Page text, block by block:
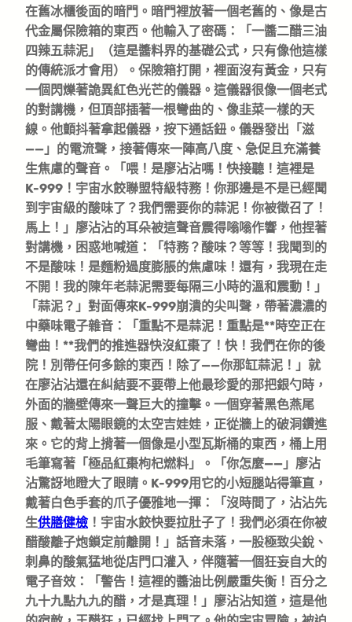
在舊冰櫃後面的暗門。暗門裡放著一個老舊的、像是古
代金屬保險箱的東西。他輸入了密碼：「一醬二醋三油
四辣五蒜泥」（這是醬料界的基礎公式，只有像他這樣
的傳統派才會用）。保險箱打開，裡面沒有黃金，只有
一個閃爍著詭異紅色光芒的儀器。這儀器很像一個老式
的對講機，但頂部插著一根彎曲的、像韭菜一樣的天
線。他顫抖著拿起儀器，按下通話鈕。儀器發出「滋
——」的電流聲，接著傳來一陣高八度、急促且充滿養
生焦慮的聲音。「喂！是廖沾沾嗎！快接聽！這裡是
K-999！宇宙水餃聯盟特級特務！你那邊是不是已經聞
到宇宙級的酸味了？我們需要你的蒜泥！你被徵召了！
馬上！」廖沾沾的耳朵被這聲音震得嗡嗡作響，他捏著
對講機，困惑地喊道：「特務？酸味？等等！我聞到的
不是酸味！是麵粉過度膨脹的焦慮味！還有，我現在走
不開！我的陳年老蒜泥需要每隔三小時的溫和震動！」
「蒜泥？」對面傳來K-999崩潰的尖叫聲，帶著濃濃的
中藥味電子雜音：「重點不是蒜泥！重點是**時空正在
彎曲！**我們的推進器快沒紅棗了！快！我們在你的後
院！別帶任何多餘的東西！除了——你那缸蒜泥！」就
在廖沾沾還在糾結要不要帶上他最珍愛的那把銀勺時，
外面的牆壁傳來一聲巨大的撞擊。一個穿著黑色燕尾
服、戴著太陽眼鏡的太空吉娃娃，正從牆上的破洞鑽進
來。它的背上揹著一個像是小型瓦斯桶的東西，桶上用
毛筆寫著「極品紅棗枸杞燃料」。「你怎麼——」廖沾
沾驚訝地瞪大了眼睛。K-999用它的小短腿站得筆直，
戴著白色手套的爪子優雅地一揮：「沒時間了，沾沾先
生供膳健檢！宇宙水餃快要拉肚子了！我們必須在你被
醋酸離子炮鎖定前離開！」話音未落，一股極致尖銳、
刺鼻的酸氣猛地從店門口灌入，伴隨著一個狂妄自大的
電子音效：「警告！這裡的醬油比例嚴重失衡！百分之
九十九點九九的醋，才是真理！」廖沾沾知道，這是他